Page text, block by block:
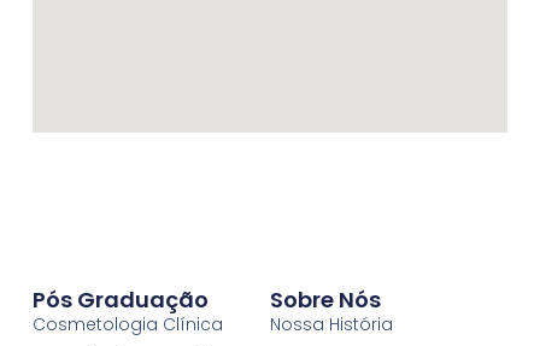
Pós Graduação
Cosmetologia Clínica
Sobre Nós
Nossa História